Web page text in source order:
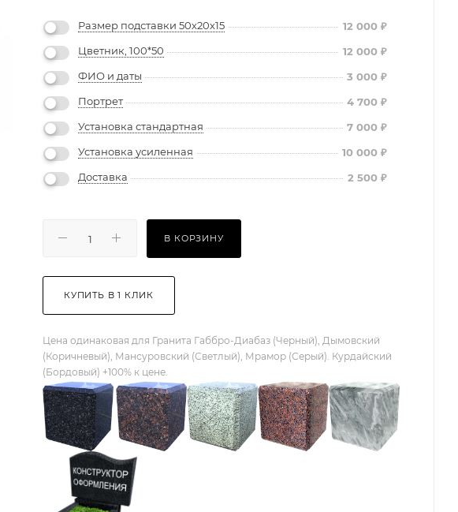
Размер подставки 50х20х15 12 000 ₽
Цветник, 100*50
12 000 ₽
ФИО и даты
3 000 ₽
Портрет
4 700 ₽
Установка стандартная
7 000 ₽
Установка усиленная
10 000 ₽
Доставка
2 500 ₽
В КОРЗИНУ
КУПИТЬ В 1 КЛИК
Цена одинаковая для Гранита Габбро-Диабаз (Черный), Дымовский
(Коричневый), Мансуровский (Светлый), Мрамор (Серый). Курдайский
(Бордовый) +100% к цене.